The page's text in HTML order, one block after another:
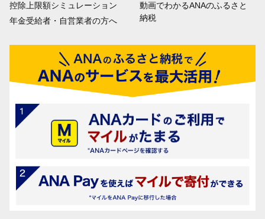
控除上限額シミュレーション
年金受給者・自営業者の方へ
動画でわかるANAのふるさと
納税